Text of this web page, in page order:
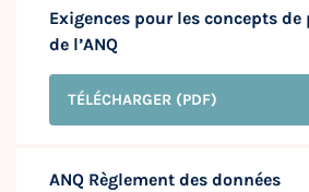
Exigences pour les concepts
de l’ANQ
TÉLÉCHARGER (PDF)
ANQ Règlement des données